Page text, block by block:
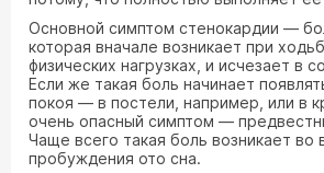
Основной симптом стенокардии —
которая вначале возникает при
физических нагрузках, и исчезает в
Если же такая боль начинает
покоя — в постели, например, или в
очень опасный симптом —
Чаще всего такая боль возникает во
пробуждения ото сна.